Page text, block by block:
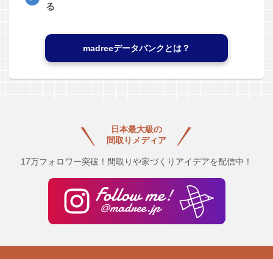
る
madreeデータバンクとは？
日本最大級の
間取りメディア
17万フォロワー突破！間取りや家づくりアイデアを配信中！